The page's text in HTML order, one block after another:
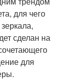
для чего
сделан на
для